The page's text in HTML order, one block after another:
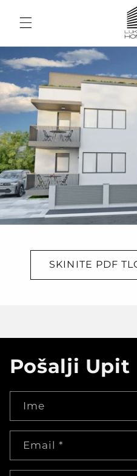
content
SKINITE PDF
Pošalji Upit
Ime
Email*